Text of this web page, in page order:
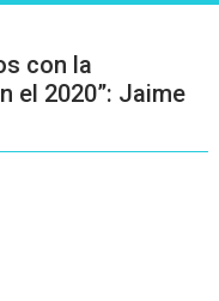
con la
el 2020”: Jaime